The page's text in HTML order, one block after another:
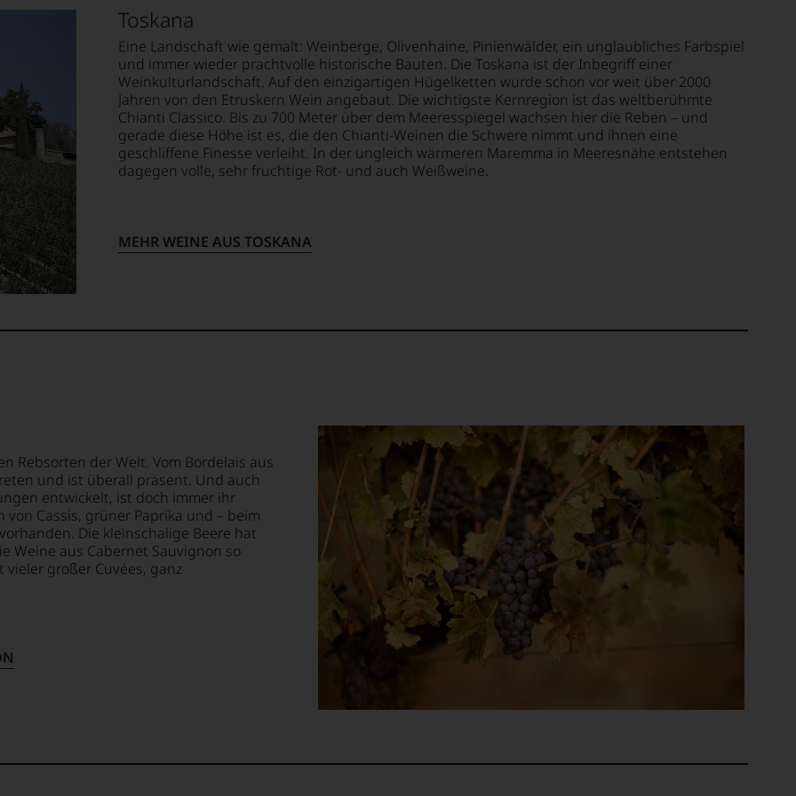
Toskana
Eine Landschaft wie gemalt: Weinberge, Olivenhaine, Pinienwälder, ein unglaubliches Farbspiel
und immer wieder prachtvolle historische Bauten. Die Toskana ist der Inbegriff einer
Weinkulturlandschaft. Auf den einzigartigen Hügelketten wurde schon vor weit über 2000
Jahren von den Etruskern Wein angebaut. Die wichtigste Kernregion ist das weltberühmte
Chianti Classico. Bis zu 700 Meter über dem Meeresspiegel wachsen hier die Reben – und
gerade diese Höhe ist es, die den Chianti-Weinen die Schwere nimmt und ihnen eine
geschliffene Finesse verleiht. In der ungleich wärmeren Maremma in Meeresnähe entstehen
dagegen volle, sehr fruchtige Rot- und auch Weißweine.
MEHR WEINE AUS TOSKANA
Rebsorten der Welt. Vom Bordelais aus
und ist überall präsent. Und auch
entwickelt, ist doch immer ihr
Cassis, grüner Paprika und – beim
Die kleinschalige Beere hat
Weine aus Cabernet Sauvignon so
großer Cuvées, ganz